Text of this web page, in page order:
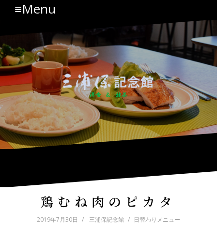
ツ
へ
ス
キ
ッ
プ
≡Menu
鶏むね肉のピカタ
2019年7月30日 三浦保記念館 日替わりメニュー